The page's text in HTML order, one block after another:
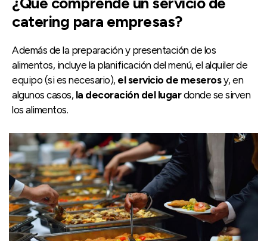
catering para empresas?
Además de la preparación y presentación de los
alimentos, incluye la planificación del menú, el alquiler de
equipo (si es necesario), el servicio de meserosy, en
algunos casos, la decoración del lugardonde se sirven
los alimentos.